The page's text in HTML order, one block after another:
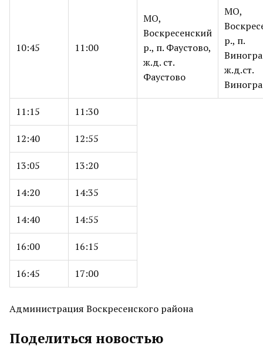
10:45 11:00
МО,
Воскресенский
р., п. Фаустово,
ж.д. ст.
Фаустово
МО,
р., п.
ж.д.ст.
11:15 11:30
12:40 12:55
13:05 13:20
14:20 14:35
14:40 14:55
16:00 16:15
16:45 17:00
Администрация Воскресенского района
Поделиться новостью